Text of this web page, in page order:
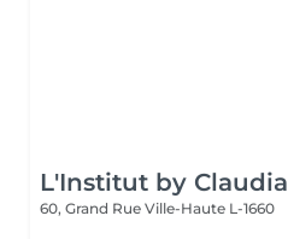
L'Institut by Claudia
60, Grand Rue Ville-Haute L-1660